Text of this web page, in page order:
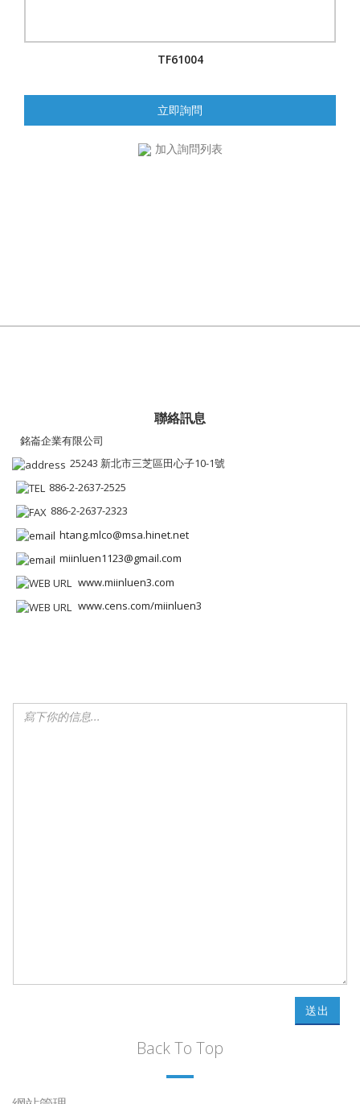
TF61004
立即詢問
加入詢問列表
聯絡訊息
銘崙企業有限公司
25243 新北市三芝區田心子10-1號
886-2-2637-2525
886-2-2637-2323
htang.mlco@msa.hinet.net
miinluen1123@gmail.com
www.miinluen3.com
www.cens.com/miinluen3
送出
Back To Top